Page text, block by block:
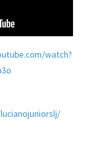
watch?